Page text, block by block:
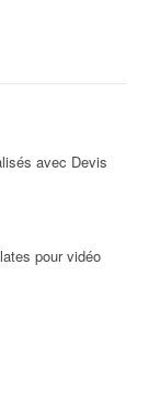
avec Devis
pour vidéo